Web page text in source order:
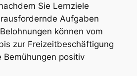
Sie Lernziele
Aufgaben
können vom
zur Freizeitbeschäftigung
Bemühungen positiv